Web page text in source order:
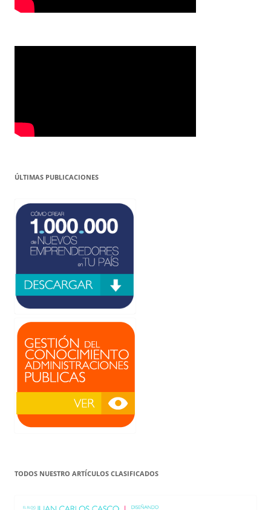
ÚLTIMAS PUBLICACIONES
TODOS NUESTRO ARTÍCULOS CLASIFICADOS